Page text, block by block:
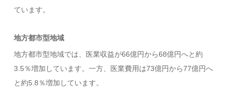
ています。
地方都市型地域
地方都市型地域では、医業収益が66億円から68億円へと約
3.5％増加しています。一方、医業費用は73億円から77億円へ
と約5.8％増加しています。